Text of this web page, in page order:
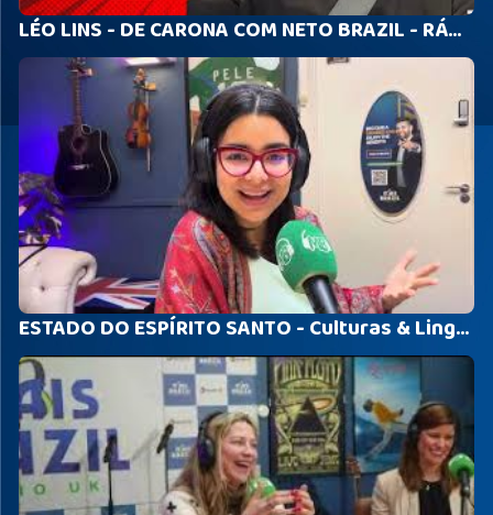
LÉO LINS - DE CARONA COM NETO BRAZIL - RÁDIO MAIS BRAZIL UK
ESTADO DO ESPÍRITO SANTO - Culturas & Linguagem - Malú Sá - Coffee Break Show